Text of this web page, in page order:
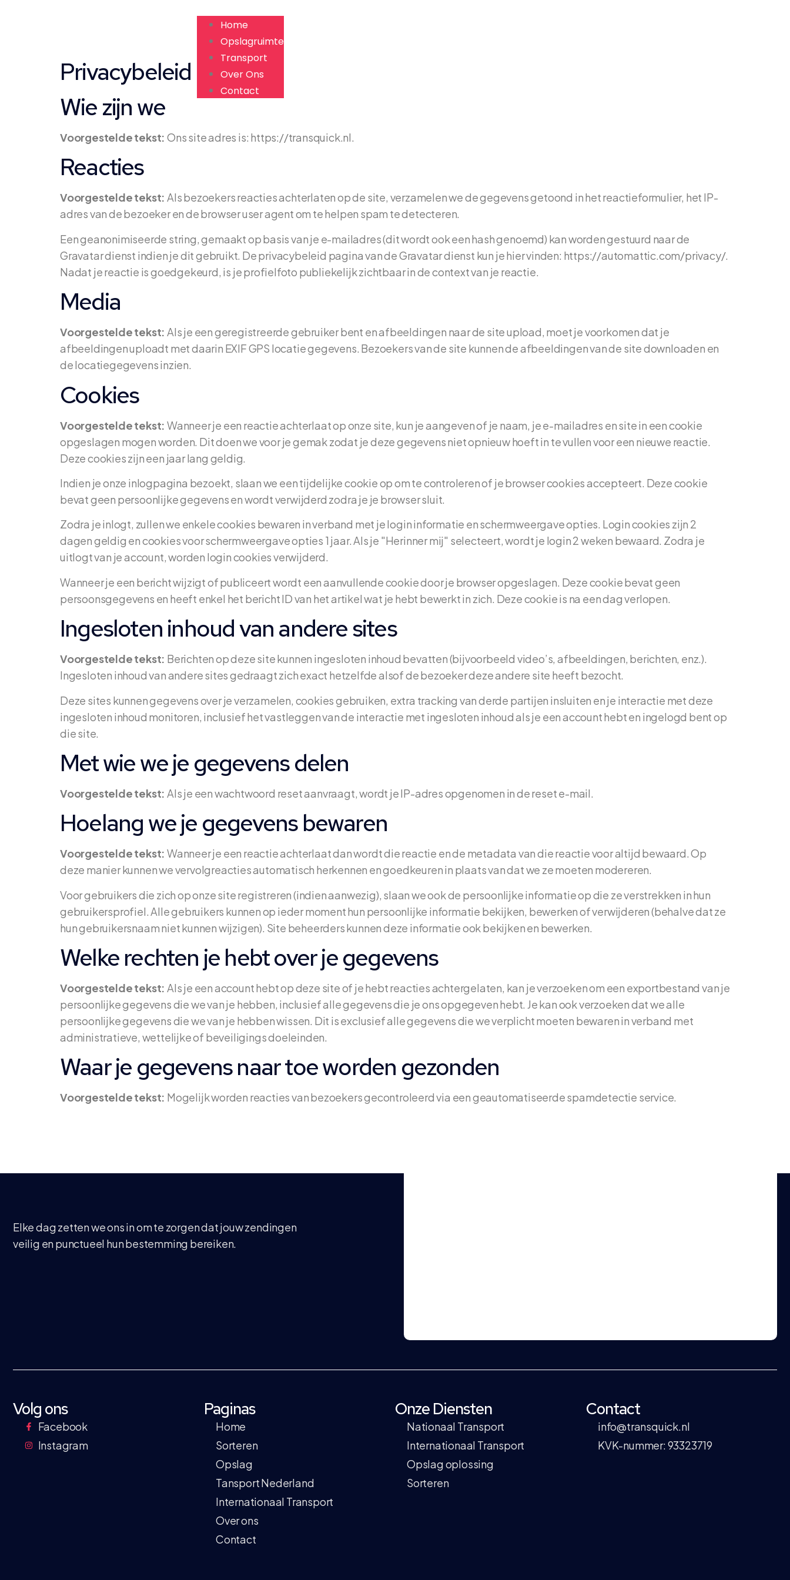
Home
Opslagruimte
Transport
Over Ons
Contact
Privacybeleid
Wie zijn we
Voorgestelde tekst: Ons site adres is: https://transquick.nl.
Reacties
Voorgestelde tekst: Als bezoekers reacties achterlaten op de site, verzamelen we de gegevens getoond in het reactieformulier, het IP-
adres van de bezoeker en de browser user agent om te helpen spam te detecteren.
Een geanonimiseerde string, gemaakt op basis van je e-mailadres (dit wordt ook een hash genoemd) kan worden gestuurd naar de
Gravatar dienst indien je dit gebruikt. De privacybeleid pagina van de Gravatar dienst kun je hier vinden: https://automattic.com/privacy/.
Nadat je reactie is goedgekeurd, is je profielfoto publiekelijk zichtbaar in de context van je reactie.
Media
Voorgestelde tekst: Als je een geregistreerde gebruiker bent en afbeeldingen naar de site upload, moet je voorkomen dat je
afbeeldingen uploadt met daarin EXIF GPS locatie gegevens. Bezoekers van de site kunnen de afbeeldingen van de site downloaden en
de locatiegegevens inzien.
Cookies
Voorgestelde tekst: Wanneer je een reactie achterlaat op onze site, kun je aangeven of je naam, je e-mailadres en site in een cookie
opgeslagen mogen worden. Dit doen we voor je gemak zodat je deze gegevens niet opnieuw hoeft in te vullen voor een nieuwe reactie.
Deze cookies zijn een jaar lang geldig.
Indien je onze inlogpagina bezoekt, slaan we een tijdelijke cookie op om te controleren of je browser cookies accepteert. Deze cookie
bevat geen persoonlijke gegevens en wordt verwijderd zodra je je browser sluit.
Zodra je inlogt, zullen we enkele cookies bewaren in verband met je login informatie en schermweergave opties. Login cookies zijn 2
dagen geldig en cookies voor schermweergave opties 1 jaar. Als je "Herinner mij" selecteert, wordt je login 2 weken bewaard. Zodra je
uitlogt van je account, worden login cookies verwijderd.
Wanneer je een bericht wijzigt of publiceert wordt een aanvullende cookie door je browser opgeslagen. Deze cookie bevat geen
persoonsgegevens en heeft enkel het bericht ID van het artikel wat je hebt bewerkt in zich. Deze cookie is na een dag verlopen.
Ingesloten inhoud van andere sites
Voorgestelde tekst: Berichten op deze site kunnen ingesloten inhoud bevatten (bijvoorbeeld video’s, afbeeldingen, berichten, enz.).
Ingesloten inhoud van andere sites gedraagt zich exact hetzelfde alsof de bezoeker deze andere site heeft bezocht.
Deze sites kunnen gegevens over je verzamelen, cookies gebruiken, extra tracking van derde partijen insluiten en je interactie met deze
ingesloten inhoud monitoren, inclusief het vastleggen van de interactie met ingesloten inhoud als je een account hebt en ingelogd bent op
die site.
Met wie we je gegevens delen
Voorgestelde tekst: Als je een wachtwoord reset aanvraagt, wordt je IP-adres opgenomen in de reset e-mail.
Hoelang we je gegevens bewaren
Voorgestelde tekst: Wanneer je een reactie achterlaat dan wordt die reactie en de metadata van die reactie voor altijd bewaard. Op
deze manier kunnen we vervolgreacties automatisch herkennen en goedkeuren in plaats van dat we ze moeten modereren.
Voor gebruikers die zich op onze site registreren (indien aanwezig), slaan we ook de persoonlijke informatie op die ze verstrekken in hun
gebruikersprofiel. Alle gebruikers kunnen op ieder moment hun persoonlijke informatie bekijken, bewerken of verwijderen (behalve dat ze
hun gebruikersnaam niet kunnen wijzigen). Site beheerders kunnen deze informatie ook bekijken en bewerken.
Welke rechten je hebt over je gegevens
Voorgestelde tekst: Als je een account hebt op deze site of je hebt reacties achtergelaten, kan je verzoeken om een exportbestand van je
persoonlijke gegevens die we van je hebben, inclusief alle gegevens die je ons opgegeven hebt. Je kan ook verzoeken dat we alle
persoonlijke gegevens die we van je hebben wissen. Dit is exclusief alle gegevens die we verplicht moeten bewaren in verband met
administratieve, wettelijke of beveiligings doeleinden.
Waar je gegevens naar toe worden gezonden
Voorgestelde tekst: Mogelijk worden reacties van bezoekers gecontroleerd via een geautomatiseerde spamdetectie service.
Elke dag zetten we ons in om te zorgen dat jouw zendingen
veilig en punctueel hun bestemming bereiken.
Volg ons
Facebook
Instagram
Paginas
Home
Sorteren
Opslag
Tansport Nederland
Internationaal Transport
Over ons
Contact
Onze Diensten
Nationaal Transport
Internationaal Transport
Opslag oplossing
Sorteren
Contact
info@transquick.nl
KVK-nummer: 93323719